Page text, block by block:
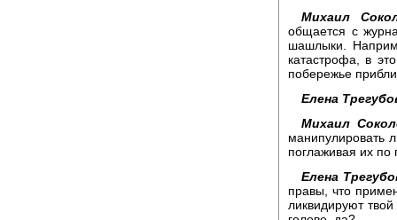
Михаил
общается с
шашлыки.
катастрофа, в
побережье
Елена
Михаил
манипулировать
поглаживая их по
Елена
правы, что
ликвидируют